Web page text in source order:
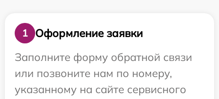
1
Оформление заявки
Заполните форму обратной связи
или позвоните нам по номеру,
указанному на сайте сервисного